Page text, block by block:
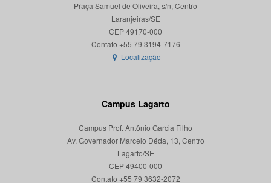
Praça Samuel de Oliveira, s/n, Centro
Laranjeiras/SE
CEP 49170-000
Localização
Campus Lagarto
Campus Prof. Antônio Garcia Filho
Av. Governador Marcelo Déda, 13, Centro
Lagarto/SE
CEP 49400-000